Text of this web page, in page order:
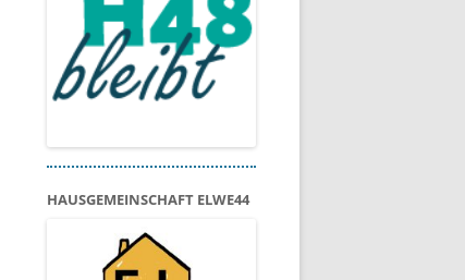
HAUSGEMEINSCHAFT ELWE44